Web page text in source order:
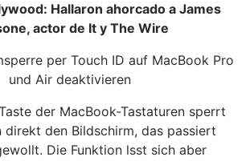
Hallaron ahorcado a James
actor de It y The Wire
per Touch ID auf MacBook Pro
und Air deaktivieren
der MacBook-Tastaturen sperrt
direkt den Bildschirm, das passiert
Die Funktion lsst sich aber